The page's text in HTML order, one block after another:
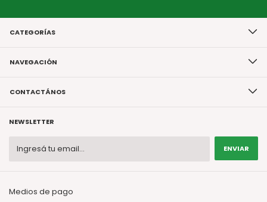
CATEGORÍAS
NAVEGACIÓN
CONTACTÁNOS
NEWSLETTER
Medios de pago